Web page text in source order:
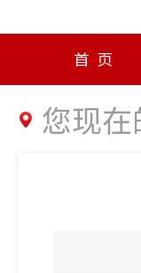
首页
您现在